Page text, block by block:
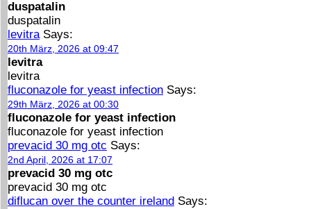
duspatalin
duspatalin
levitraSays:
20th März, 2026 at 09:47
levitra
levitra
fluconazole for yeast infection Says:
29th März, 2026 at 00:30
fluconazole for yeast infection
fluconazole for yeast infection
prevacid 30 mg otc Says:
2nd April, 2026 at 17:07
prevacid 30 mg otc
prevacid 30 mg otc
diflucan over the counter ireland Says: